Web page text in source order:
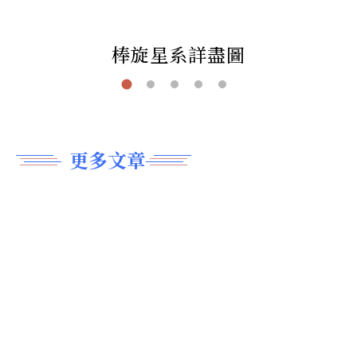
棒旋星系詳盡圖
更多文章